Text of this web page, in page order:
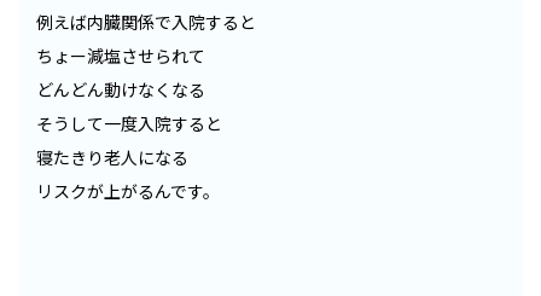
例えば内臓関係で入院すると
ちょー減塩させられて
どんどん動けなくなる
そうして一度入院すると
寝たきり老人になる
リスクが上がるんです。